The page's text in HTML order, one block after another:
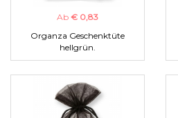
Ab € 0,83
Organza Geschenktüte
hellgrün.